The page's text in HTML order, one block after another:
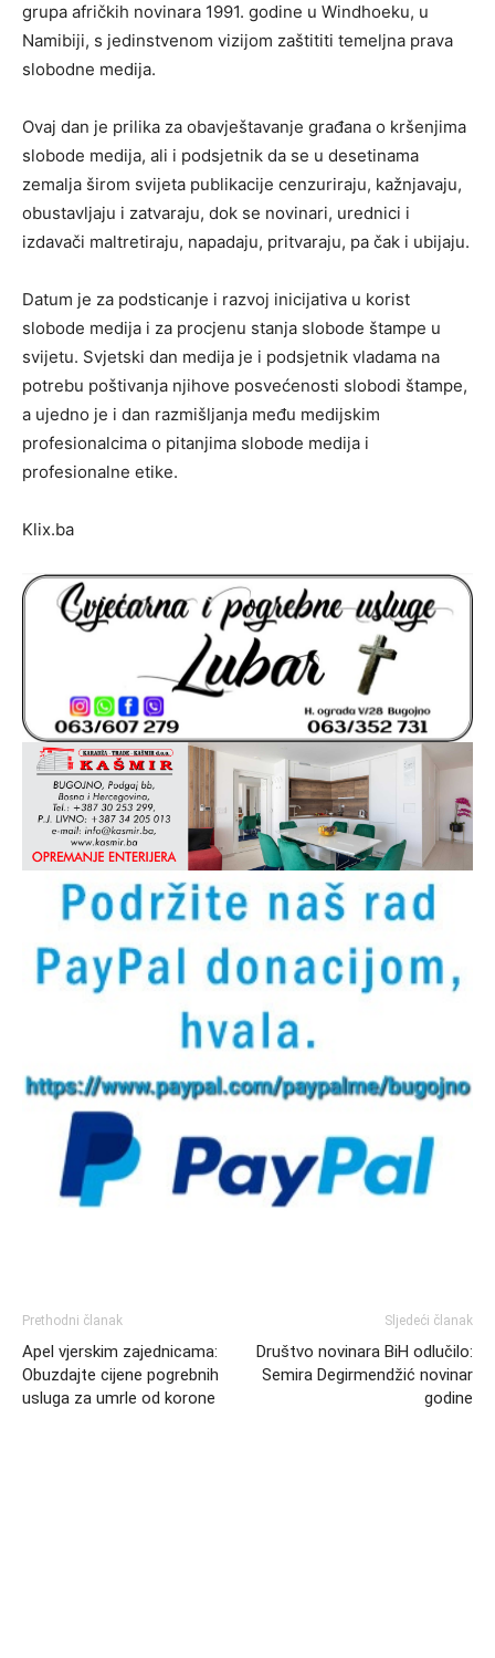
grupa afričkih novinara 1991. godine u Windhoeku, u
Namibiji, s jedinstvenom vizijom zaštititi temeljna prava
slobodne medija.
Ovaj dan je prilika za obavještavanje građana o kršenjima
slobode medija, ali i podsjetnik da se u desetinama
zemalja širom svijeta publikacije cenzuriraju, kažnjavaju,
obustavljaju i zatvaraju, dok se novinari, urednici i
izdavači maltretiraju, napadaju, pritvaraju, pa čak i ubijaju.
Datum je za podsticanje i razvoj inicijativa u korist
slobode medija i za procjenu stanja slobode štampe u
svijetu. Svjetski dan medija je i podsjetnik vladama na
potrebu poštivanja njihove posvećenosti slobodi štampe,
a ujedno je i dan razmišljanja među medijskim
profesionalcima o pitanjima slobode medija i
profesionalne etike.
Klix.ba
Prethodni članak
Apel vjerskim zajednicama:
Obuzdajte cijene pogrebnih
usluga za umrle od korone
Sljedeći članak
Društvo novinara BiH odlučilo:
Semira Degirmendžić novinar
godine